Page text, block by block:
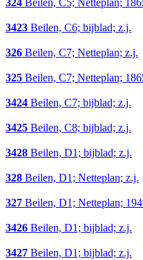
324 Beilen, C5; Netteplan;
3423 Beilen, C6; bijblad; z.j.
326 Beilen, C7; Netteplan; z.j.
325 Beilen, C7; Netteplan;
3424 Beilen, C7; bijblad; z.j.
3425 Beilen, C8; bijblad; z.j.
3428 Beilen, D1; bijblad; z.j.
328 Beilen, D1; Netteplan; z.j.
327 Beilen, D1; Netteplan;
3426 Beilen, D1; bijblad; z.j.
3427 Beilen, D1; bijblad; z.j.